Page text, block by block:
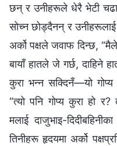
छन् र उनीहरूले धेरै भेटी
सोच्न छोड्दैनन् र
अर्को पक्षले जवाफ दिन्छ,
बायाँ हातले जे गर्छ, दाहिने
कुरा भन्न सक्दिनँ—यो
“त्यो पनि गोप्य कुरा हो
मलाई दाजुभाइ-
तिनीहरू हृदयमा अर्को